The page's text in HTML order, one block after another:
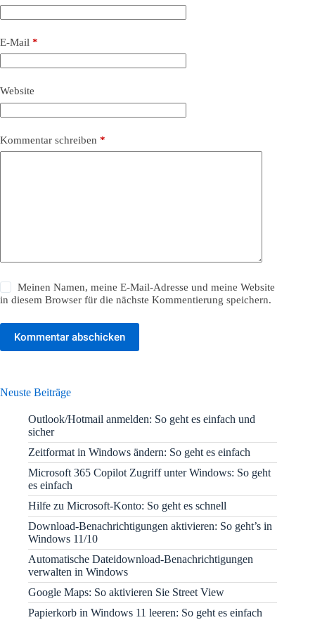
E-Mail *
Website
Kommentar schreiben *
Meinen Namen, meine E-Mail-Adresse und meine Website
in diesem Browser für die nächste Kommentierung speichern.
Kommentar abschicken
Neuste Beiträge
Outlook/Hotmail anmelden: So geht es einfach und
sicher
Zeitformat in Windows ändern: So geht es einfach
Microsoft 365 Copilot Zugriff unter Windows: So geht
es einfach
Hilfe zu Microsoft-Konto: So geht es schnell
Download-Benachrichtigungen aktivieren: So geht’s in
Windows 11/10
Automatische Dateidownload-Benachrichtigungen
verwalten in Windows
Google Maps: So aktivieren Sie Street View
Papierkorb in Windows 11 leeren: So geht es einfach